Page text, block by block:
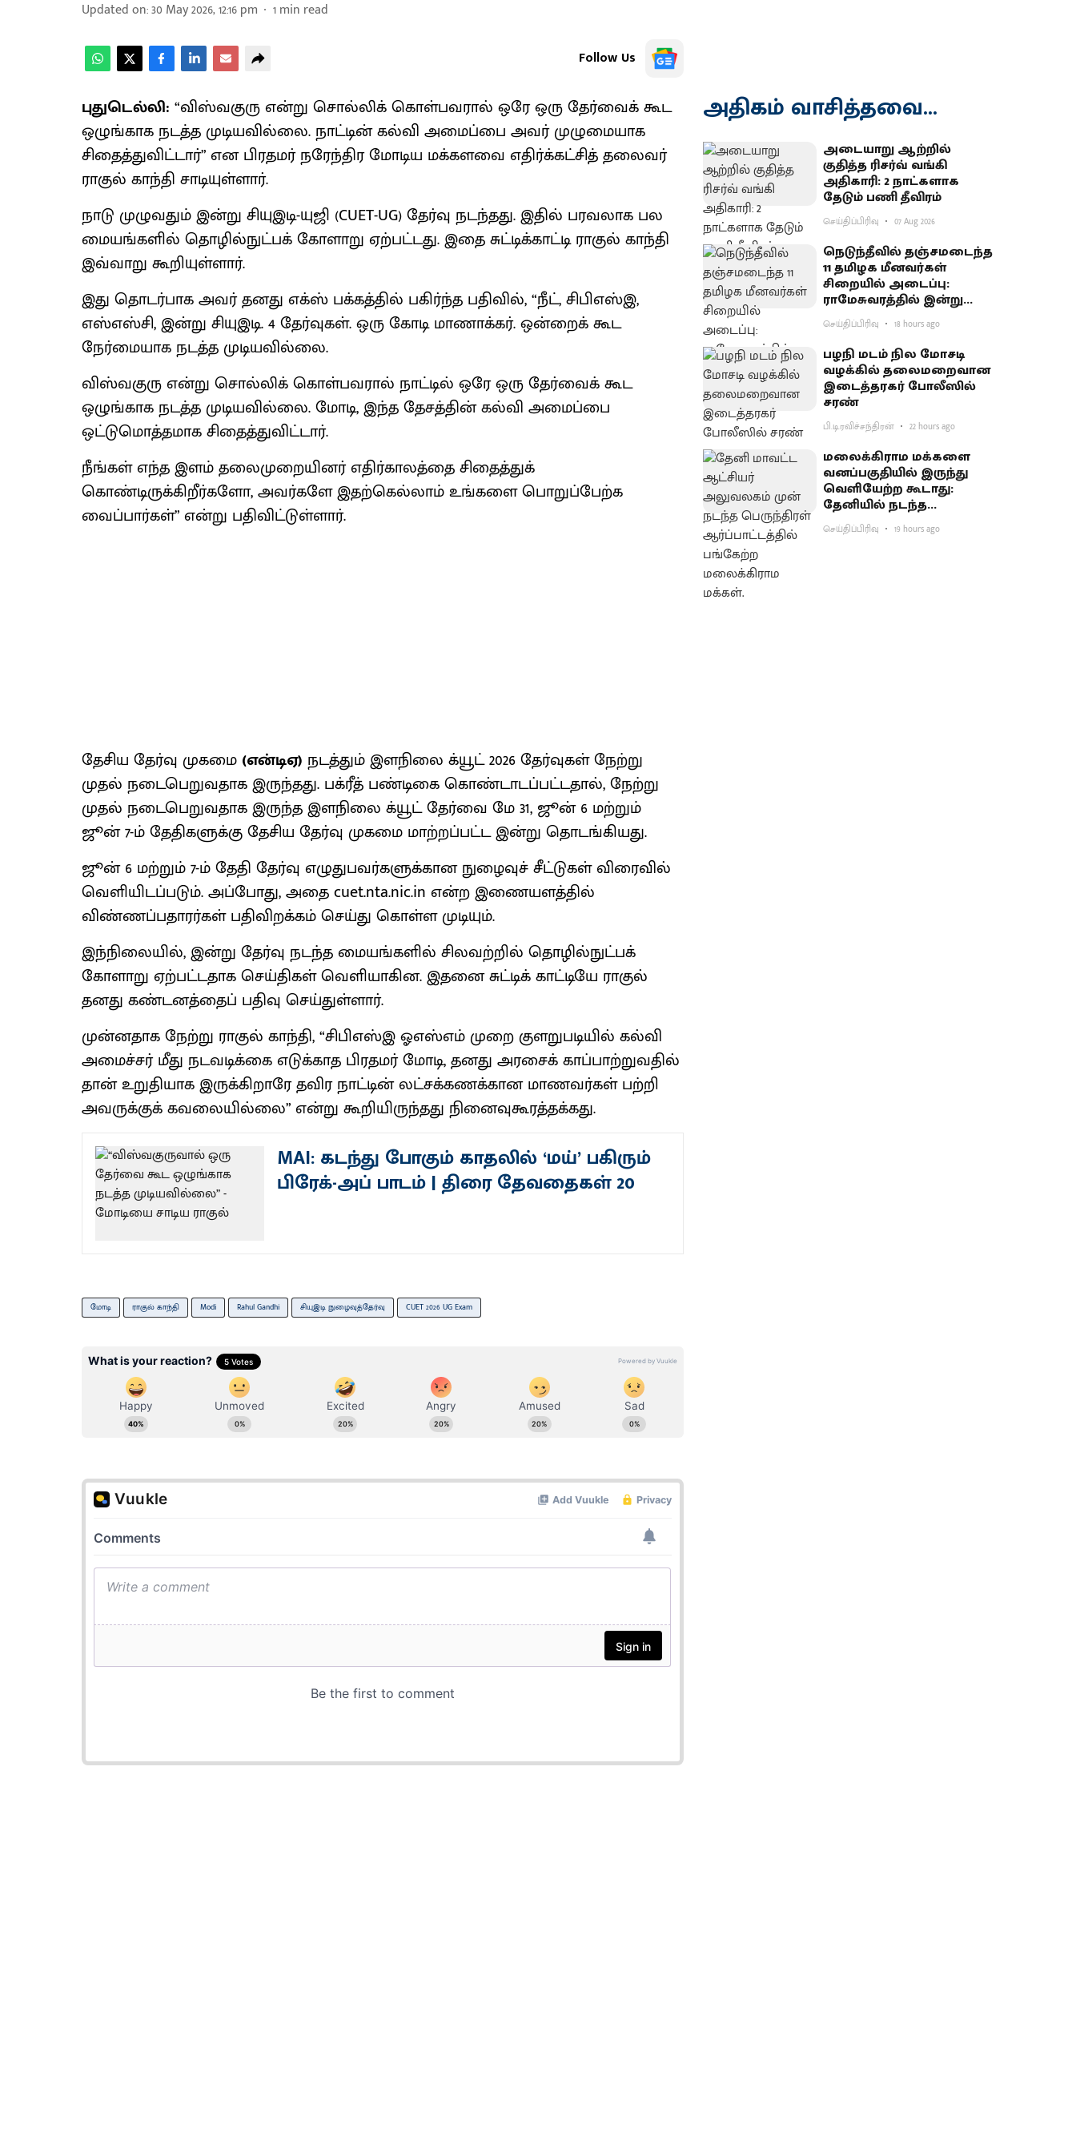
Updated on:30 May 2026, 12:16 pm 1min read
Follow Us
புதுடெல்லி: “விஸ்வகுரு என்று சொல்லிக் கொள்பவரால் ஒரே ஒரு தேர்வைக் கூட
ஒழுங்காக நடத்த முடியவில்லை. நாட்டின் கல்வி அமைப்பை அவர் முழுமையாக
சிதைத்துவிட்டார்” என பிரதமர் நரேந்திர மோடிய மக்களவை எதிர்க்கட்சித் தலைவர்
ராகுல் காந்தி சாடியுள்ளார்.
நாடு முழுவதும் இன்று சியுஇடி-யுஜி (CUET-UG) தேர்வு நடந்தது. இதில் பரவலாக பல
மையங்களில் தொழில்நுட்பக் கோளாறு ஏற்பட்டது. இதை சுட்டிக்காட்டி ராகுல் காந்தி
இவ்வாறு கூறியுள்ளார்.
இது தொடர்பாக அவர் தனது எக்ஸ் பக்கத்தில் பகிர்ந்த பதிவில், “நீட், சிபிஎஸ்இ,
எஸ்எஸ்சி, இன்று சியுஇடி. 4 தேர்வுகள். ஒரு கோடி மாணாக்கர். ஒன்றைக் கூட
நேர்மையாக நடத்த முடியவில்லை.
விஸ்வகுரு என்று சொல்லிக் கொள்பவரால் நாட்டில் ஒரே ஒரு தேர்வைக் கூட
ஒழுங்காக நடத்த முடியவில்லை. மோடி, இந்த தேசத்தின் கல்வி அமைப்பை
ஒட்டுமொத்தமாக சிதைத்துவிட்டார்.
நீங்கள் எந்த இளம் தலைமுறையினர் எதிர்காலத்தை சிதைத்துக்
கொண்டிருக்கிறீர்களோ, அவர்களே இதற்கெல்லாம் உங்களை பொறுப்பேற்க
வைப்பார்கள்” என்று பதிவிட்டுள்ளார்.
தேசிய தேர்வு முகமை (என்டிஏ) நடத்தும் இளநிலை க்யூட் 2026 தேர்வுகள் நேற்று
முதல் நடைபெறுவதாக இருந்தது. பக்ரீத் பண்டிகை கொண்டாடப்பட்டதால், நேற்று
முதல் நடைபெறுவதாக இருந்த இளநிலை க்யூட் தேர்வை மே 31, ஜூன் 6 மற்றும்
ஜூன் 7-ம் தேதிகளுக்கு தேசிய தேர்வு முகமை மாற்றப்பட்ட இன்று தொடங்கியது.
ஜூன் 6 மற்றும் 7-ம் தேதி தேர்வு எழுதுபவர்களுக்கான நுழைவுச் சீட்டுகள் விரைவில்
வெளியிடப்படும். அப்போது, அதை cuet.nta.nic.in என்ற இணையளத்தில்
விண்ணப்பதாரர்கள் பதிவிறக்கம் செய்து கொள்ள முடியும்.
இந்நிலையில், இன்று தேர்வு நடந்த மையங்களில் சிலவற்றில் தொழில்நுட்பக்
கோளாறு ஏற்பட்டதாக செய்திகள் வெளியாகின. இதனை சுட்டிக் காட்டியே ராகுல்
தனது கண்டனத்தைப் பதிவு செய்துள்ளார்.
முன்னதாக நேற்று ராகுல் காந்தி, “சிபிஎஸ்இ ஓஎஸ்எம் முறை குளறுபடியில் கல்வி
அமைச்சர் மீது நடவடிக்கை எடுக்காத பிரதமர் மோடி, தனது அரசைக் காப்பாற்றுவதில்
தான் உறுதியாக இருக்கிறாரே தவிர நாட்டின் லட்சக்கணக்கான மாணவர்கள் பற்றி
அவருக்குக் கவலையில்லை” என்று கூறியிருந்தது நினைவுகூரத்தக்கது.
MAI: கடந்து போகும் காதலில் ‘மய்’ பகிரும்
பிரேக்-அப் பாடம் | திரை தேவதைகள் 20
மோடி ராகுல் காந்தி Modi Rahul Gandhi சியுஇடி நுழைவுத்தேர்வு CUET 2026 UG Exam
அதிகம் வாசித்தவை...
அடையாறு ஆற்றில்
குதித்த ரிசர்வ் வங்கி
அதிகாரி: 2 நாட்களாக
தேடும் பணி தீவிரம்
செய்திப்பிரிவு 07 Aug 2026
நெடுந்தீவில் தஞ்சமடைந்த
11 தமிழக மீனவர்கள்
சிறையில் அடைப்பு:
ராமேசுவரத்தில் இன்று
வேலைநிறுத்தம்
செய்திப்பிரிவு 18 hours ago
பழநி மடம் நில மோசடி
வழக்கில் தலைமறைவான
இடைத்தரகர் போலீஸில்
சரண்
பி.டி.ரவிச்சந்திரன் 22 hours ago
மலைக்கிராம மக்களை
வனப்பகுதியில் இருந்து
வெளியேற்ற கூடாது:
தேனியில் நடந்த
பெருந்திரள்
ஆர்ப்பாட்டத்தில்
செய்திப்பிரிவு 19 hours ago